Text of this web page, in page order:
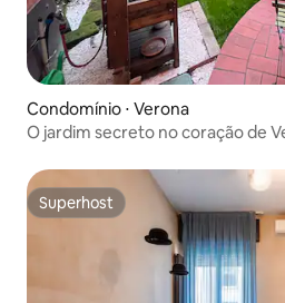
Condomínio ⋅ Verona
O jardim secreto no coração de
Superhost
Superhost